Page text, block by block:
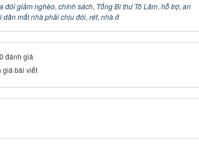
đói giảm nghèo, chính sách, Tổng Bí thư Tô Lâm, hỗ trợ, an
dân mất nhà phải chịu đói, rét, nhà ở
đánh giá
giá bài viết